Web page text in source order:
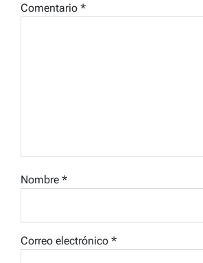
Comentario *
Nombre *
Correo electrónico *